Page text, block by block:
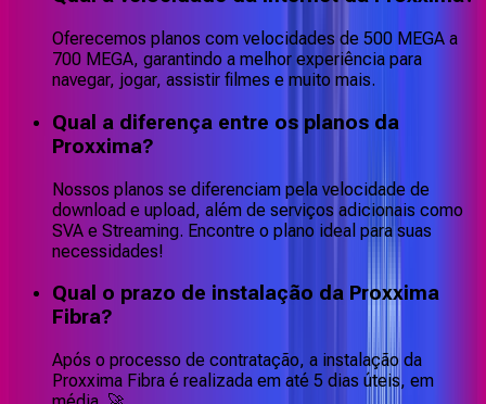
Oferecemos planos com velocidades de 500 MEGA a
700 MEGA, garantindo a melhor experiência para
navegar, jogar, assistir filmes e muito mais.
Qual a diferença entre os planos da
Proxxima?
Nossos planos se diferenciam pela velocidade de
download e upload, além de serviços adicionais como
SVA e Streaming. Encontre o plano ideal para suas
necessidades!
Qual o prazo de instalação da Proxxima
Fibra?
Após o processo de contratação, a instalação da
Proxxima Fibra é realizada em até 5 dias úteis, em